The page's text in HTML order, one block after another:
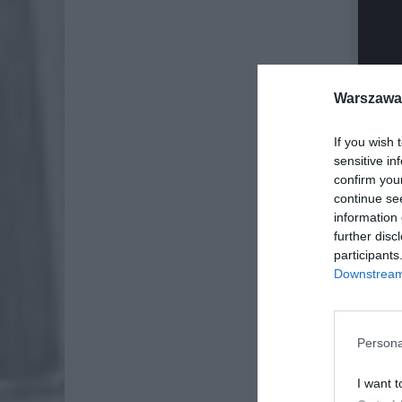
If you wish
sensitive
confirm
continue
information
further
I want
dość?